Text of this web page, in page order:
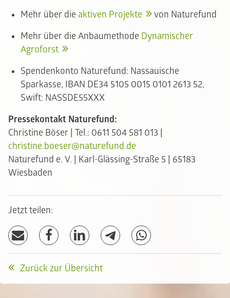
Mehr über die aktiven Projekte
von Naturefund
Mehr über die Anbaumethode Dynamischer
Agroforst
Spendenkonto Naturefund: Nassauische
Sparkasse, IBAN DE34 5105 0015 0101 2613 52,
Swift: NASSDE55XXX
Pressekontakt Naturefund:
Christine Böser | Tel.: 0611 504 581 013 |
christine.boeser@naturefund.de
Naturefund e. V. | Karl-Glässing-Straße 5 | 65183
Wiesbaden
Jetzt teilen:
Zurück zur Übersicht